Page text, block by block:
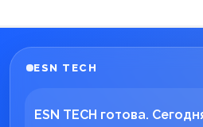
ESN TECH
ESN TECH готова.